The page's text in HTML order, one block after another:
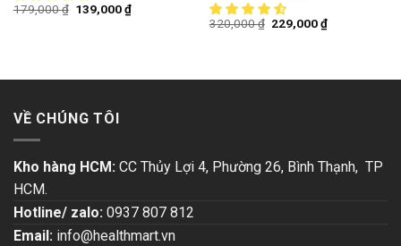
179,000₫ 139,000₫
320,000₫ 229,000₫
VỀ CHÚNG TÔI
Kho hàng HCM: CC Thủy Lợi 4, Phường 26, Bình Thạnh, TP
HCM.
Hotline/ zalo: 0937 807 812
Email: info@healthmart.vn